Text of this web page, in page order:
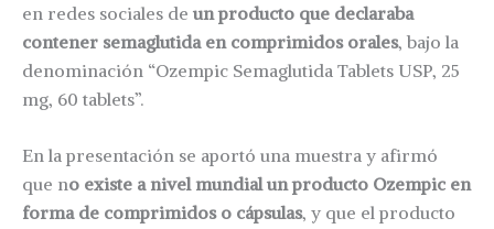
en redes sociales de un producto que declaraba
contener semaglutida en comprimidos orales, bajo la
denominación “Ozempic Semaglutida Tablets USP, 25
mg, 60 tablets”.
En la presentación se aportó una muestra y afirmó
que no existe a nivel mundial un producto Ozempic en
forma de comprimidos o cápsulas, y que el producto